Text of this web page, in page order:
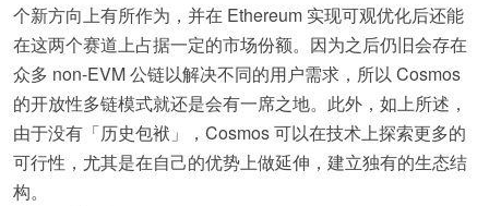
个新方向上有所作为，并在 Ethereum 实现可观优化后还能
在这两个赛道上占据一定的市场份额。因为之后仍旧会存在
众多 non-EVM 公链以解决不同的用户需求，所以 Cosmos
的开放性多链模式就还是会有一席之地。此外，如上所述，
由于没有「历史包袱」，Cosmos 可以在技术上探索更多的
可行性，尤其是在自己的优势上做延伸，建立独有的生态结
构。